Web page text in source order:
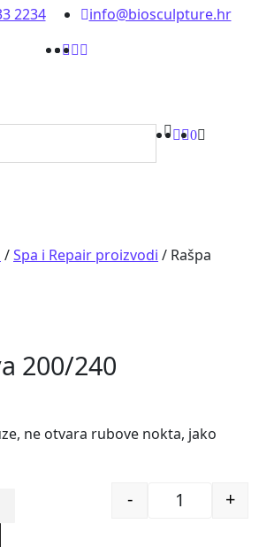
2234 info@biosculpture.hr
0
/Spa i Repair proizvodi / Rašpa
200/240
ne otvara rubove nokta, jako
Quantity
- +